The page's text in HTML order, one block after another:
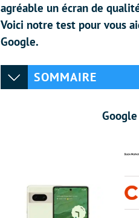
agréable un écran de
Voici notre test pour vous
Google.
SOMMAIRE